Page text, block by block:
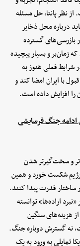
نظر پانتا، حل مسئله
درباره محل ذخایر
بازرسی‌های گسترده
زمان‌بر و بسیار پیچیده
شرایط فعلی هنوز به
با ایران امضا کند و
افزایش داده است.
ادامه جنگ فرسایشی
و سخت‌گیرتر شدن
رژیم شکست خورد و همین
قدرت پیدا کنند.
اراده‌ها» توانسته
هزینه‌های سنگین
نه گسترش دوباره جنگ.
تمایلی به ورود به یک